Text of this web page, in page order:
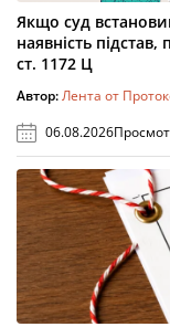
Якщо суд
наявність
ст. 1172 Ц
Автор:Лента от
06.08.2026